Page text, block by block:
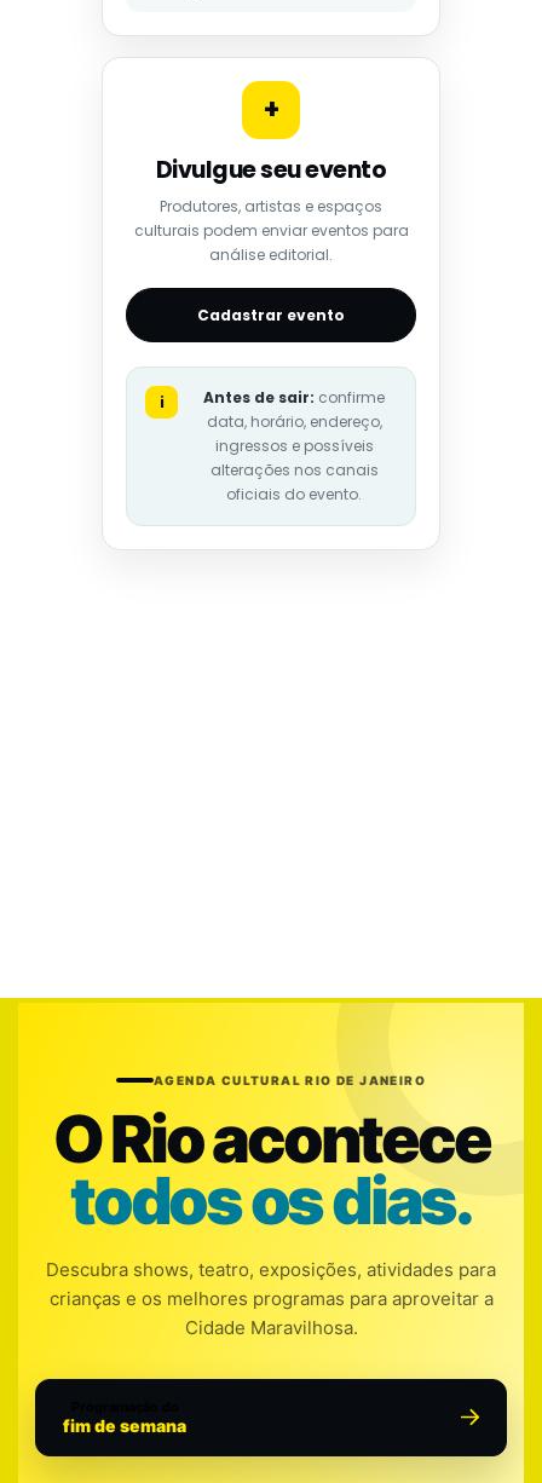
+
Divulgue seu evento
Produtores, artistas e espaços
culturais podem enviar eventos para
análise editorial.
Cadastrar evento
i Antes de sair: confirme
data, horário, endereço,
ingressos e possíveis
alterações nos canais
oficiais do evento.
AGENDA CULTURAL RIO DE JANEIRO
O Rio acontece
todos os dias.
Descubra shows, teatro, exposições, atividades para
crianças e os melhores programas para aproveitar a
Cidade Maravilhosa.
fim de semana